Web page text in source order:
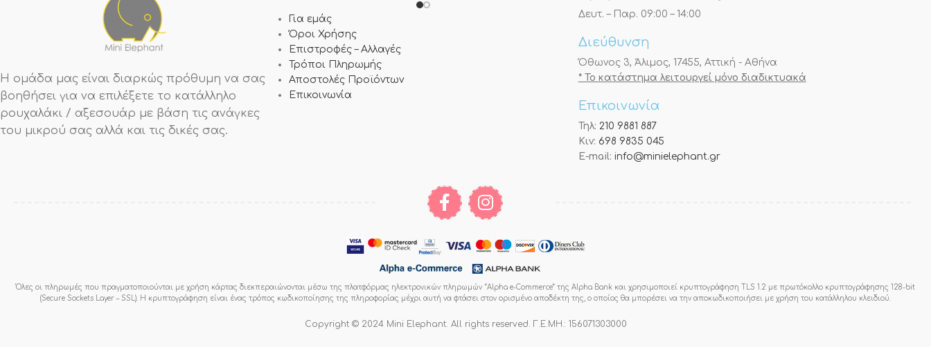
Η ομάδα μας είναι διαρκώς πρόθυμη να σας
βοηθήσει για να επιλέξετε το κατάλληλο
ρουχαλάκι / αξεσουάρ με βάση τις ανάγκες
του μικρού σας αλλά και τις δικές σας.
Για εμάς
Όροι Χρήσης
Επιστροφές – Αλλαγές
Τρόποι Πληρωμής
Αποστολές Προϊόντων
Επικοινωνία
Δευτ. – Παρ. 09:00 – 14:00
Διεύθυνση
Όθωνος 3, Άλιμος, 17455, Αττική - Αθήνα
* Το κατάστημα λειτουργεί μόνο διαδικτυακά
Επικοινωνία
Τηλ: 210 9881 887
Κιν: 698 9835 045
E-mail: info@minielephant.gr
Όλες οι πληρωμές που πραγματοποιούνται με χρήση κάρτας διεκπεραιώνονται μέσω της πλατφόρμας ηλεκτρονικών πληρωμών “Alpha e-Commerce” της Alpha Bank και χρησιμοποιεί κρυπτογράφηση TLS 1.2 με πρωτόκολλο κρυπτογράφησης 128-bit
(Secure Sockets Layer – SSL). Η κρυπτογράφηση είναι ένας τρόπος κωδικοποίησης της πληροφορίας μέχρι αυτή να φτάσει στον ορισμένο αποδέκτη της, ο οποίος θα μπορέσει να την αποκωδικοποιήσει με χρήση του κατάλληλου κλειδιού.
Copyright © 2024 Mini Elephant. All rights reserved. Γ.Ε.ΜΗ.: 156071303000